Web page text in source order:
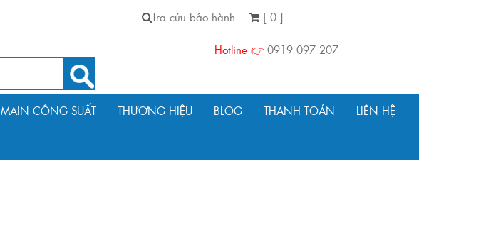
Tra cứu bảo hành
[ 0 ]
Hotline 👉 0919 097 207
MAIN CÔNG SUẤT THƯƠNG HIỆU BLOG THANH TOÁN LIÊN HỆ